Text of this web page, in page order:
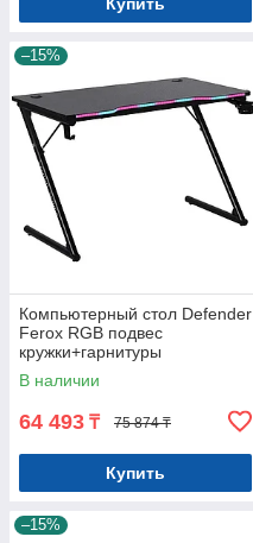
–15%
Компьютерный стол Defender
Ferox RGB подвес
кружки+гарнитуры
В наличии
64 493 ₸ 75 874 ₸
Купить
–15%